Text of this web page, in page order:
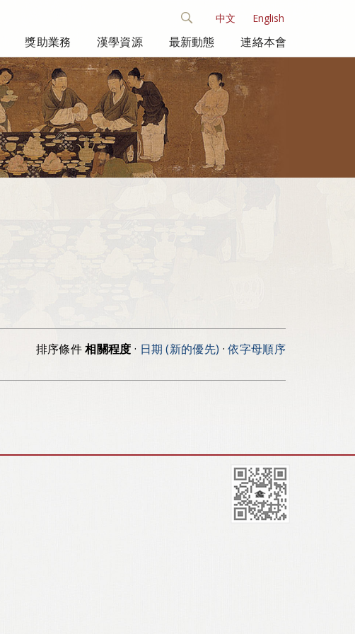
中文 English
獎助業務 漢學資源 最新動態 連絡本會
排序條件相關程度 · 日期 (新的優先) · 依字母順序